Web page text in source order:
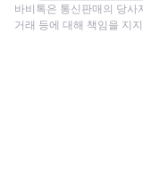
바비톡은 통신판매의 당사
거래 등에 대해 책임을 지